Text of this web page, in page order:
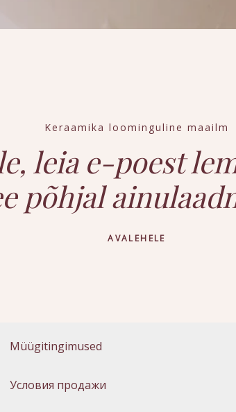
Keraamika loominguline maailm
leia e-poest
põhjal
AVALEHELE
Müügitingimused
Условия продажи